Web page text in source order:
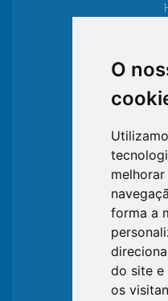
O
forma a
do site e
os